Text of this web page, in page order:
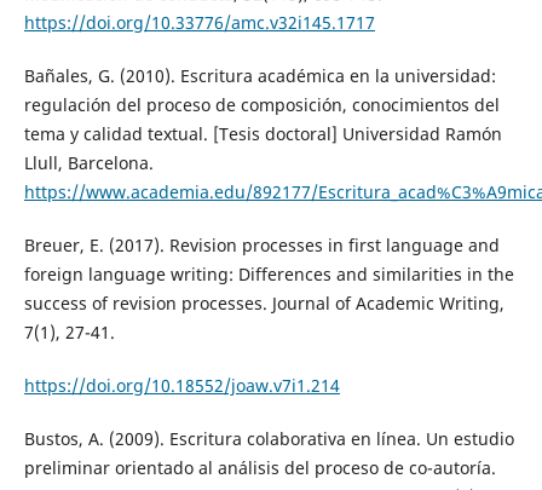
https://doi.org/10.33776/amc.v32i145.1717
Bañales, G. (2010). Escritura académica en la universidad:
regulación del proceso de composición, conocimientos del
tema y calidad textual. [Tesis doctoral] Universidad Ramón
Llull, Barcelona.
https://www.academia.edu/892177/
Breuer, E. (2017). Revision processes in first language and
foreign language writing: Differences and similarities in the
success of revision processes. Journal of Academic Writing,
7(1), 27-41.
https://doi.org/10.18552/joaw.v7i1.214
Bustos, A. (2009). Escritura colaborativa en línea. Un estudio
preliminar orientado al análisis del proceso de co-autoría.